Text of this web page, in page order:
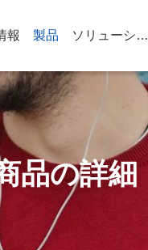
報 製品 ソリューション
品の詳細